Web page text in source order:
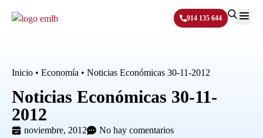
914 135 644
Inicio • Economía • Noticias Económicas 30-11-2012
Noticias Económicas 30-11-
2012
noviembre, 2012 No hay comentarios